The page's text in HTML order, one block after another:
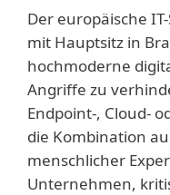
Der europäische
mit Hauptsitz in
hochmoderne
Angriffe zu
Endpoint-, Cloud-
die Kombination
menschlicher
Unternehmen,